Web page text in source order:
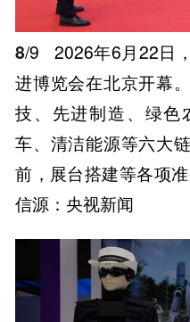
8/9
2026年6月22日
进博览会在北京开幕
技、先进制造、绿色
车、清洁能源等六大
前，展台搭建等各项
信源：央视新闻